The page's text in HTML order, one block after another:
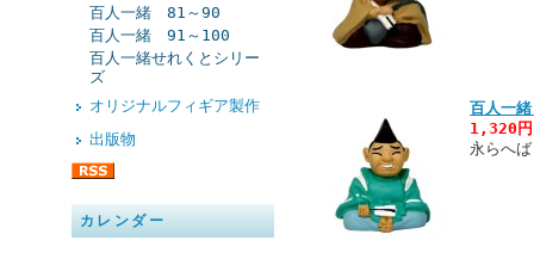
百人一緒 81～90
百人一緒 91～100
百人一緒せれくとシリー
ズ
オリジナルフィギア製作
出版物
カレンダー
百人一
1,320
永らへ